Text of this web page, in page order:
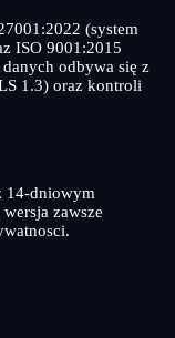
(system
ISO 9001:2015
odbywa się z
1.3) oraz kontroli
14-dniowym
zawsze